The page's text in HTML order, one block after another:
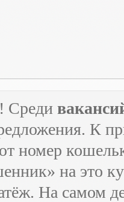
Среди
К
номер
на это
На самом